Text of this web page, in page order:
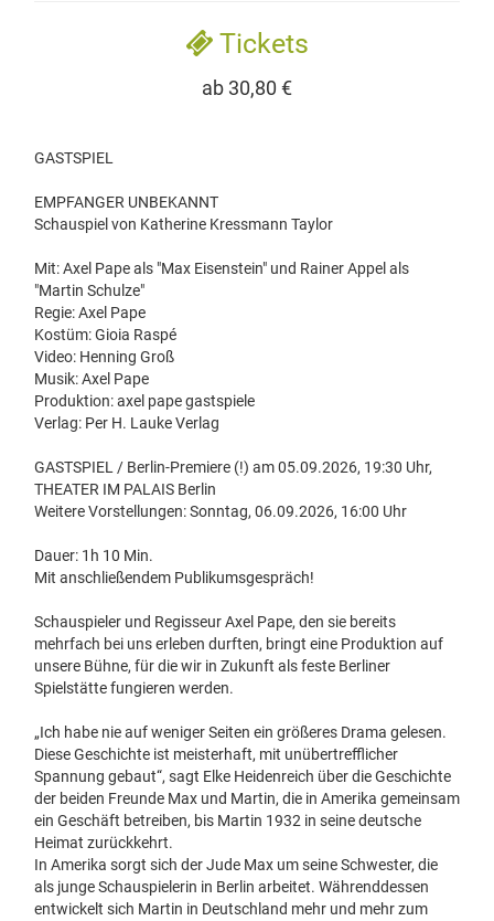
Tickets
ab 30,80 €
GASTSPIEL
EMPFANGER UNBEKANNT
Schauspiel von Katherine Kressmann Taylor
Mit: Axel Pape als "Max Eisenstein" und Rainer Appel als
"Martin Schulze"
Regie: Axel Pape
Kostüm: Gioia Raspé
Video: Henning Groß
Musik: Axel Pape
Produktion: axel pape gastspiele
Verlag: Per H. Lauke Verlag
GASTSPIEL / Berlin-Premiere (!) am 05.09.2026, 19:30 Uhr,
THEATER IM PALAIS Berlin
Weitere Vorstellungen: Sonntag, 06.09.2026, 16:00 Uhr
Dauer: 1h 10 Min.
Mit anschließendem Publikumsgespräch!
Schauspieler und Regisseur Axel Pape, den sie bereits
mehrfach bei uns erleben durften, bringt eine Produktion auf
unsere Bühne, für die wir in Zukunft als feste Berliner
Spielstätte fungieren werden.
„Ich habe nie auf weniger Seiten ein größeres Drama gelesen.
Diese Geschichte ist meisterhaft, mit unübertrefflicher
Spannung gebaut“, sagt Elke Heidenreich über die Geschichte
der beiden Freunde Max und Martin, die in Amerika gemeinsam
ein Geschäft betreiben, bis Martin 1932 in seine deutsche
Heimat zurückkehrt.
In Amerika sorgt sich der Jude Max um seine Schwester, die
als junge Schauspielerin in Berlin arbeitet. Währenddessen
entwickelt sich Martin in Deutschland mehr und mehr zum